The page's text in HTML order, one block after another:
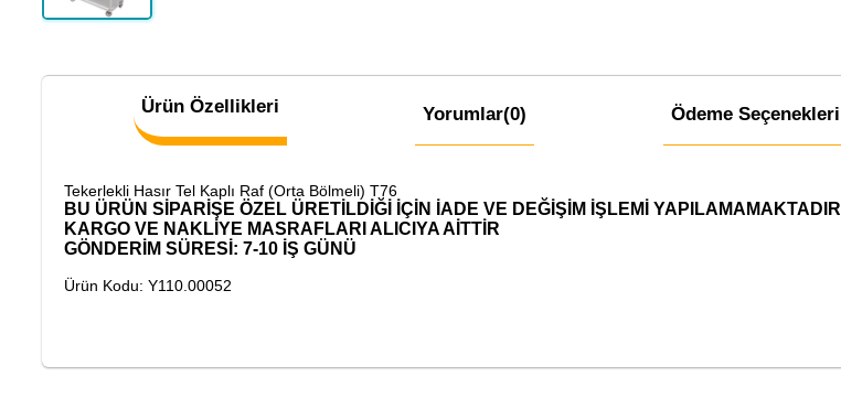
Ürün Özellikleri Yorumlar(0) Ödeme Seçenekleri
Tekerlekli Hasır Tel Kaplı Raf (Orta Bölmeli) T76
BU ÜRÜN SİPARİŞE ÖZEL ÜRETİLDİĞİ İÇİN İADE VE DEĞİŞİM İŞLEMİ YAPILAMAMAKTADIR
KARGO VE NAKLİYE MASRAFLARI ALICIYA AİTTİR
GÖNDERİM SÜRESİ: 7-10 İŞ GÜNÜ
Ürün Kodu: Y110.00052